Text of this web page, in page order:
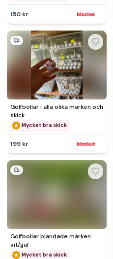
150 kr
Golfbollar i alla olika märken och
skick
Mycket bra skick
199 kr
Golfbollar blandade märken
vit/gul
Mycket bra skick